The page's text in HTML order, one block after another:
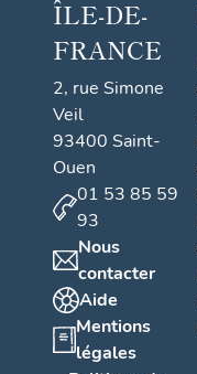
ÎLE-DE-
FRANCE
2, rue Simone
Veil
93400 Saint-
Ouen
01 53 85 59
93
Nous
contacter
Aide
Mentions
légales